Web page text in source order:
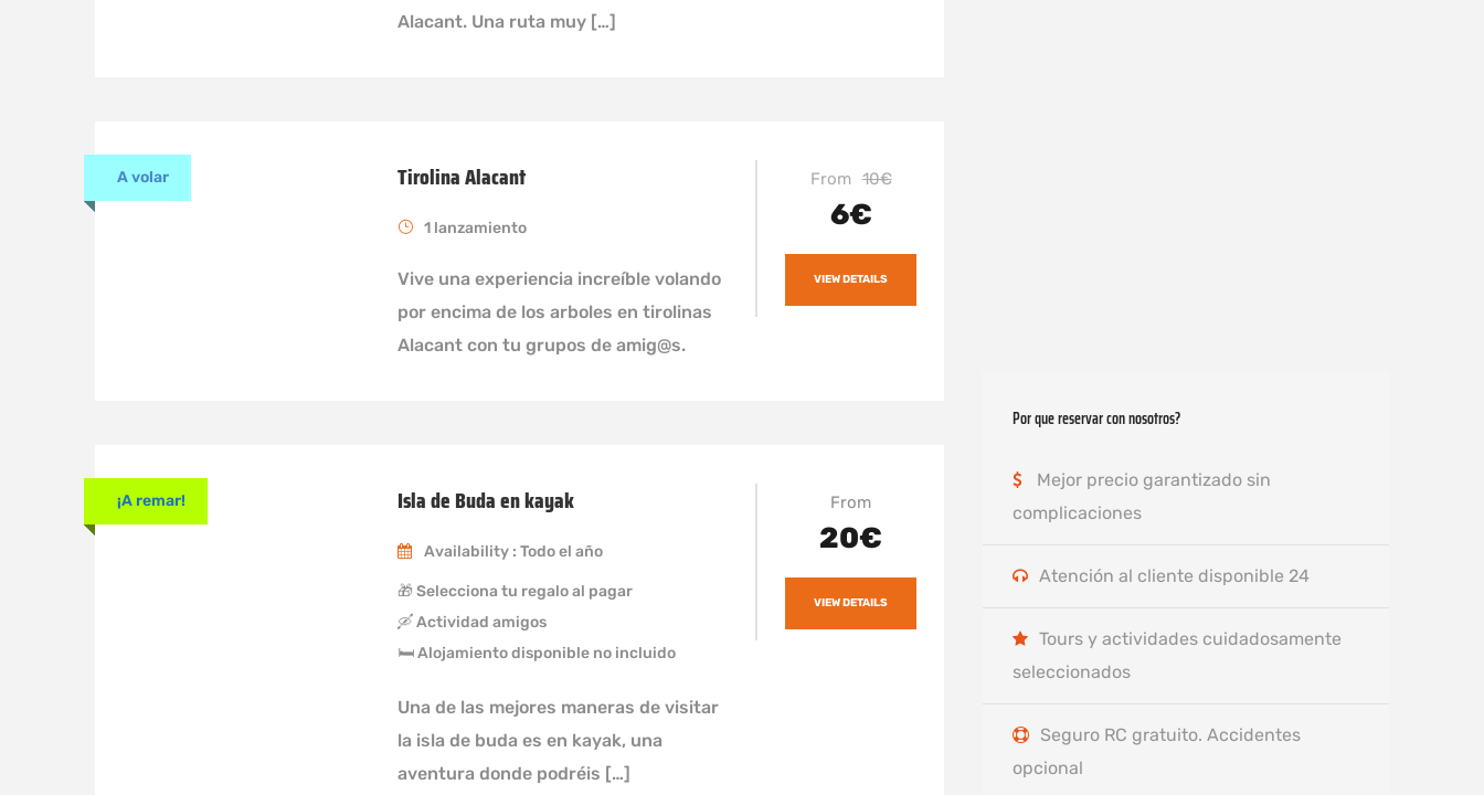
Alacant. Una ruta muy […]
A volar Tirolina Alacant
1 lanzamiento
Vive una experiencia increíble volando
por encima de los arboles en tirolinas
Alacant con tu grupos de amig@s.
From 10€
6€
VIEW DETAILS
¡A remar! Isla de Buda en kayak
Availability : Todo el año
🎁 Selecciona tu regalo al pagar
🛶 Actividad amigos
🛏 Alojamiento disponible no incluido
Una de las mejores maneras de visitar
la isla de buda es en kayak, una
aventura donde podréis […]
From
20€
VIEW DETAILS
Por que reservar con nosotros?
Mejor precio garantizado sin
complicaciones
Atención al cliente disponible 24
Tours y actividades cuidadosamente
seleccionados
Seguro RC gratuito. Accidentes
opcional